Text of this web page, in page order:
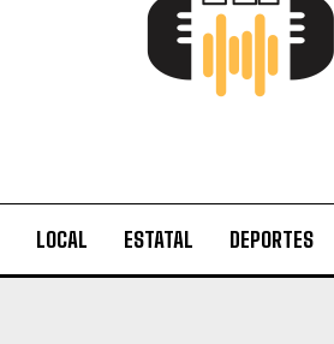
LOCAL ESTATAL DEPORTES